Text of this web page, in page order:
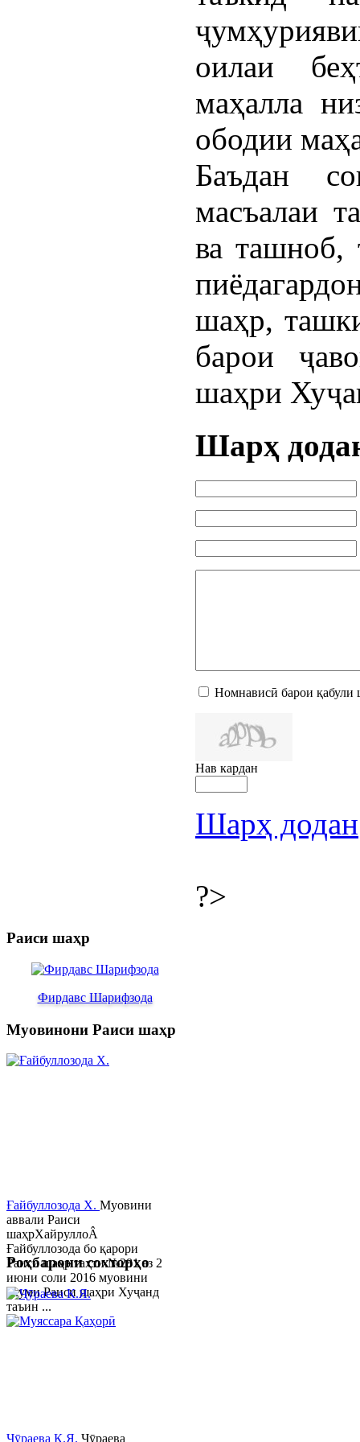
оилаи
маҳалла
ободии
Баъдан
масъалаи
ва ташноб,
шаҳр,
барои
шаҳри
Шарҳ
Номнависӣ барои қабули
Нав кардан
Шарҳ додан
?>
Раиси шаҳр
Фирдавс Шарифзода
Муовинони Раиси шаҳр
Ғайбуллозода Х. Муовини
аввали Раиси
шаҳрХайруллоÂ
Ғайбуллозода бо қарори
Раиси шаҳр таҳти №281 аз 2
июни соли 2016 муовини
якуми Раиси шаҳри Хуҷанд
таъин ...
Роҳбарони сохторҳо
Ҷӯраева К.Я. Ҷӯраева